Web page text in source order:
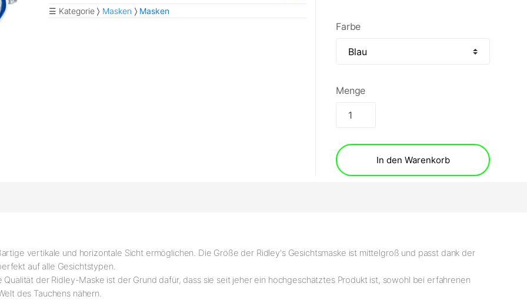
☰ Kategorie Masken Masken
Farbe
Menge
In den Warenkorb
vertikale und horizontale Sicht ermöglichen. Die Größe der Ridley's Gesichtsmaske ist mittelgroß und passt dank der
auf alle Gesichtstypen.
der Ridley-Maske ist der Grund dafür, dass sie seit jeher ein hochgeschätztes Produkt ist, sowohl bei erfahrenen
des Tauchens nähern.